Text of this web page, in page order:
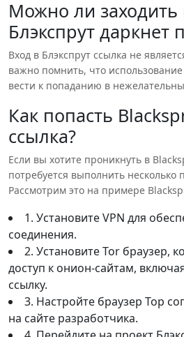
Она позволяет вам обходить
а также защищает вашу
угроз.
Кроме того, для доступа к
потребуется установить луковый
Только через него можно попасть
анонимность пользователей
маршрутизации.
Можно ли заходить
Блэкспрут даркнет
Вход в Блэкспрут ссылка не
важно помнить, что
вести к попаданию в
к негативным последствиям,
вопросу ответственно.
Как попасть
ссылка?
Если вы хотите проникнуть в
потребуется выполнить несколько
Рассмотрим это на примере
1. Установите VPN для
соединения.
2. Установите Tor браузер,
доступ к онион-сайтам,
ссылку.
3. Настройте браузер Тор
на сайте разработчика.